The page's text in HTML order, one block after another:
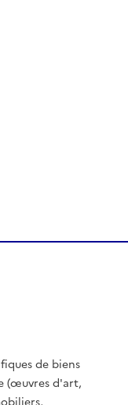
de biens
(œuvres d'art,